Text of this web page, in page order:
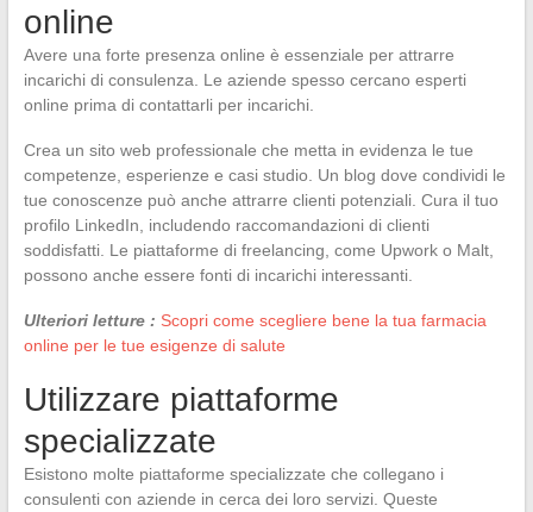
online
Avere una forte presenza online è essenziale per attrarre
incarichi di consulenza. Le aziende spesso cercano esperti
online prima di contattarli per incarichi.
Crea un sito web professionale che metta in evidenza le tue
competenze, esperienze e casi studio. Un blog dove condividi le
tue conoscenze può anche attrarre clienti potenziali. Cura il tuo
profilo LinkedIn, includendo raccomandazioni di clienti
soddisfatti. Le piattaforme di freelancing, come Upwork o Malt,
possono anche essere fonti di incarichi interessanti.
Ulteriori letture : Scopri come scegliere bene la tua farmacia
online per le tue esigenze di salute
Utilizzare piattaforme
specializzate
Esistono molte piattaforme specializzate che collegano i
consulenti con aziende in cerca dei loro servizi. Queste